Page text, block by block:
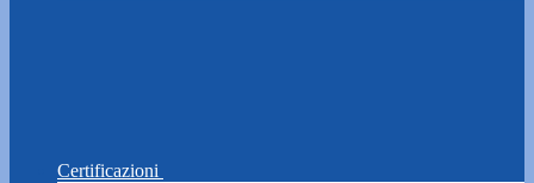
Certificazioni